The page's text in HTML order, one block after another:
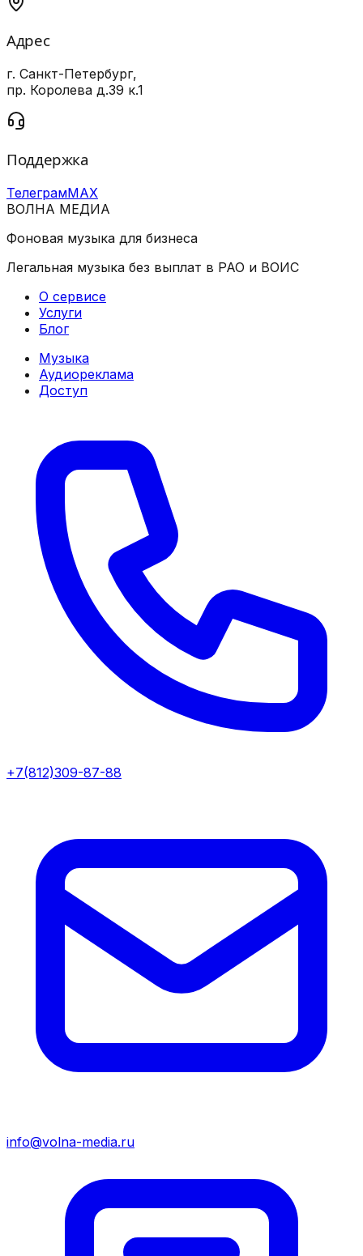
Адрес
г. Санкт-Петербург,
пр. Королева д.39 к.1
Поддержка
ТелеграмMAX
ВОЛНА МЕДИА
Фоновая музыка для бизнеса
Легальная музыка без выплат в РАО и ВОИС
О сервисе
Услуги
Блог
Музыка
Аудиореклама
Доступ
+7(812)309-87-88
info@volna-media.ru